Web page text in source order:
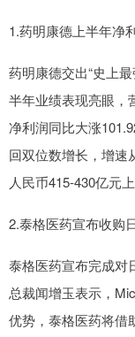
1.药明康德上半年净
药明康德交出“史上
半年业绩表现亮眼，
净利润同比大涨
回双位数增长，增速
人民币415-430亿元
2.泰格医药宣布收购
泰格医药宣布完成对
总裁闻增玉表示，
优势，泰格医药将借